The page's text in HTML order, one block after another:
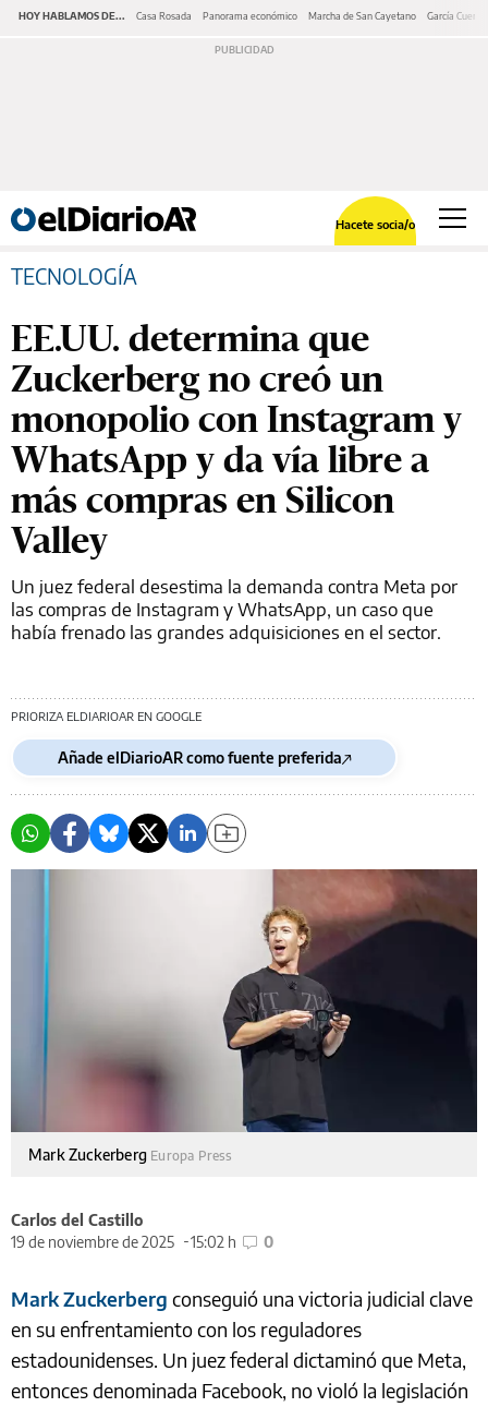
HOY HABLAMOS DE... Casa Rosada Panorama económico Marcha de San Cayetano García Cuerva
Hacete socia/o
TECNOLOGÍA
EE.UU. determina que
Zuckerberg no creó un
monopolio con Instagram y
WhatsApp y da vía libre a
más compras en Silicon
Valley
Un juez federal desestima la demanda contra Meta por
las compras de Instagram y WhatsApp, un caso que
había frenado las grandes adquisiciones en el sector.
PRIORIZA ELDIARIOAR EN GOOGLE
Añade elDiarioAR como fuente preferida
Mark Zuckerberg Europa Press
Carlos del Castillo
19 de noviembre de 2025
15:02 h 0
Mark Zuckerberg conseguió una victoria judicial clave
en su enfrentamiento con los reguladores
estadounidenses. Un juez federal dictaminó que Meta,
entonces denominada Facebook, no violó la legislación